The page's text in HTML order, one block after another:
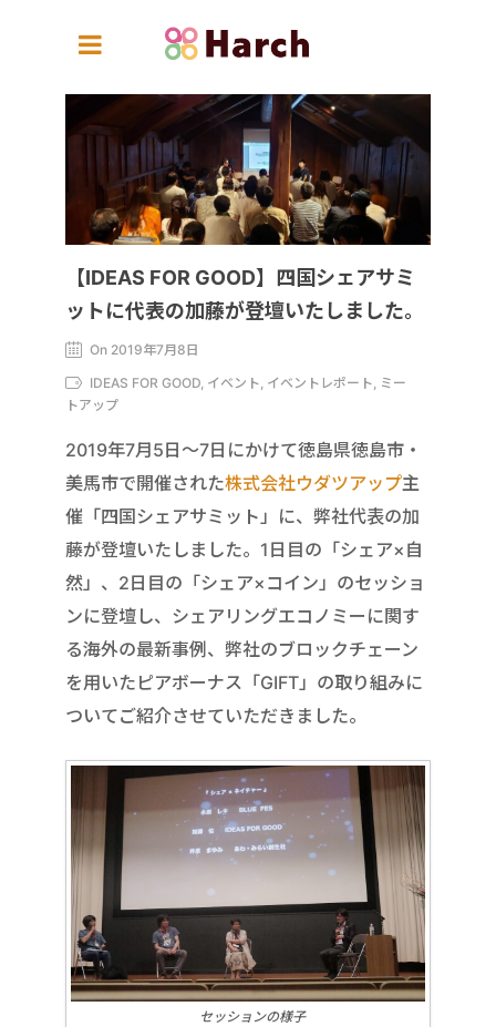
【IDEAS FOR GOOD】四国シェアサミ
ットに代表の加藤が登壇いたしました。
On 2019年7月8日
IDEAS FOR GOOD, イベント, イベントレポート, ミー
トアップ
2019年7月5日～7日にかけて徳島県徳島市・
美馬市で開催された株式会社ウダツアップ主
催「四国シェアサミット」に、弊社代表の加
藤が登壇いたしました。1日目の「シェア×自
然」、2日目の「シェア×コイン」のセッショ
ンに登壇し、シェアリングエコノミーに関す
る海外の最新事例、弊社のブロックチェーン
を用いたピアボーナス「GIFT」の取り組みに
ついてご紹介させていただきました。
セッションの様子